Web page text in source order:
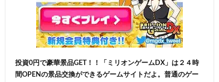
投資0円で豪華景品GET！！「ミリオンゲームDX」は２４時
間OPENの景品交換ができるゲームサイトだよ。普通のゲー